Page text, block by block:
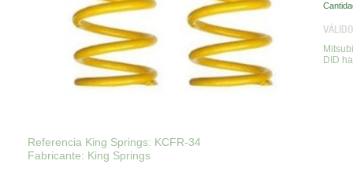
Referencia King Springs: KCFR-34
Fabricante: King Springs
DID